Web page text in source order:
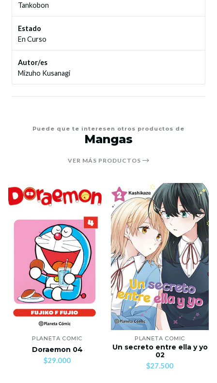
Tankobon
Estado
En Curso
Autor/es
Mizuho Kusanagi
Puede que te interesen otros productos de
Mangas
VER MÁS PRODUCTOS
PLANETA COMIC
Doraemon 04
$29.000
PLANETA COMIC
Un secreto entre ella y yo
02
$27.500